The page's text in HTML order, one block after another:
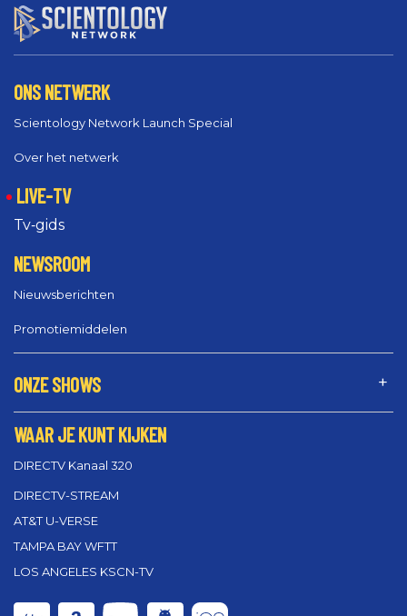
ONS NETWERK
Scientology Network Launch Special
Over het netwerk
LIVE-TV
Tv‑gids
NEWSROOM
Nieuwsberichten
Promotiemiddelen
ONZE SHOWS
WAAR JE KUNT KIJKEN
DIRECTV Kanaal 320
DIRECTV-STREAM
AT&T U-VERSE
TAMPA BAY WFTT
LOS ANGELES KSCN-TV